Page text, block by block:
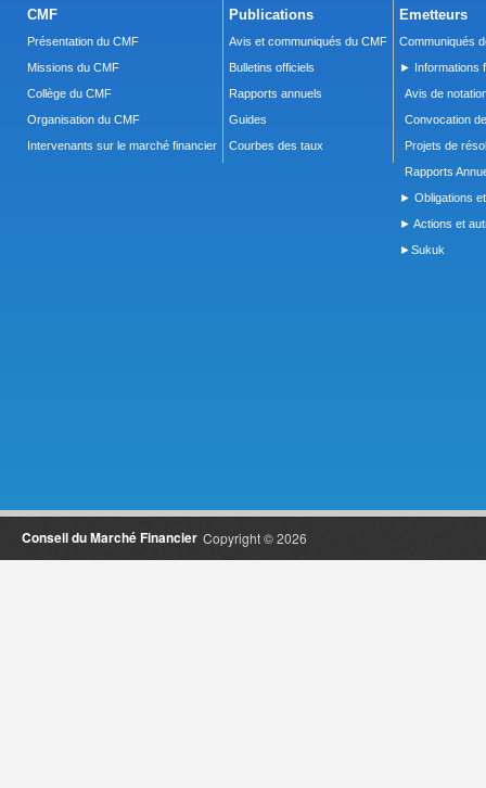
CMF
Présentation du CMF
Missions du CMF
Collège du CMF
Organisation du CMF
Intervenants sur le marché financier
Publications
Avis et communiqués du CMF
Bulletins officiels
Rapports annuels
Guides
Courbes des taux
Emetteurs
Communiqués
► Informations
Avis de
Convocation
Projets de
Rapports
► Obligations
► Actions et
►Sukuk
Copyright © 2026
Conseil du Marché Financier